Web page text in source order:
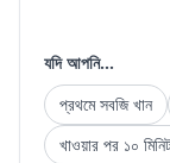
যদি আপনি...
প্রথমে সবজি খান
খাওয়ার পর ১০